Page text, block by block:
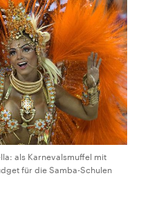
als Karnevalsmuffel mit
für die Samba-Schulen